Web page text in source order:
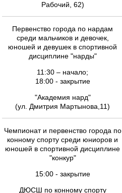
Рабочий, 62)
Первенство города по нардам
среди мальчиков и девочек,
юношей и девушек в спортивной
дисциплине "нарды"
11:30 – начало;
18:00 - закрытие
"Академия нард"
(ул. Дмитрия Мартынова,11)
Чемпионат и первенство города по
конному спорту среди юниоров и
юношей в спортивной дисциплине
"конкур"
15:00 - закрытие
ДЮСШ по конному спорту